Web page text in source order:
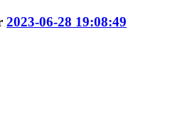
2023-06-28 19:08:49